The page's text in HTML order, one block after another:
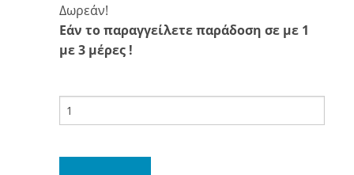
Δωρεάν!
Εάν το παραγγείλετε παράδοση σε με 1
με 3 μέρες !